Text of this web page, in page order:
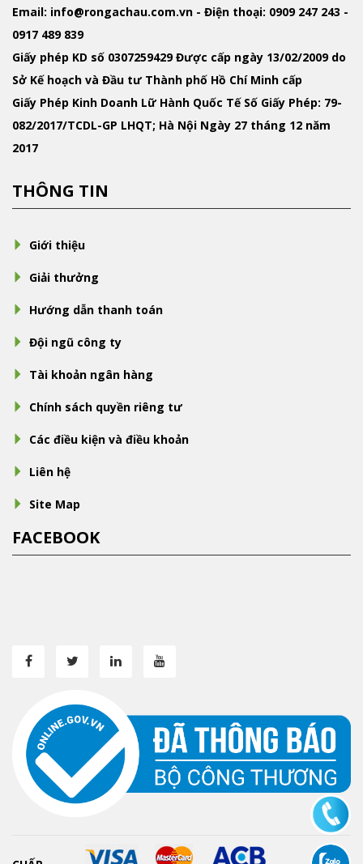
Email: info@rongachau.com.vn - Điện thoại: 0909 247 243 -
0917 489 839
Giấy phép KD số 0307259429 Được cấp ngày 13/02/2009 do
Sở Kế hoạch và Đầu tư Thành phố Hồ Chí Minh cấp
Giấy Phép Kinh Doanh Lữ Hành Quốc TếSố Giấy Phép: 79-
082/2017/TCDL-GP LHQT; Hà Nội Ngày 27 tháng 12 năm
2017
THÔNG TIN
Giới thiệu
Giải thưởng
Hướng dẫn thanh toán
Đội ngũ công ty
Tài khoản ngân hàng
Chính sách quyền riêng tư
Các điều kiện và điều khoản
Liên hệ
Site Map
FACEBOOK